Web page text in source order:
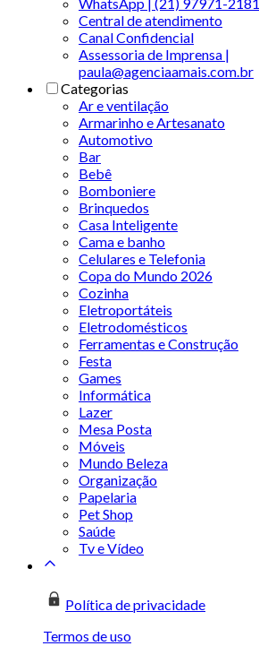
Central de atendimento
Canal Confidencial
Assessoria de Imprensa |
paula@agenciaamais.com.br
Categorias
Ar e ventilação
Armarinho e Artesanato
Automotivo
Bar
Bebê
Bomboniere
Brinquedos
Casa Inteligente
Cama e banho
Celulares e Telefonia
Copa do Mundo 2026
Cozinha
Eletroportáteis
Eletrodomésticos
Ferramentas e Construção
Festa
Games
Informática
Lazer
Mesa Posta
Móveis
Mundo Beleza
Organização
Papelaria
Pet Shop
Saúde
Tv e Vídeo
Política de privacidade
Termos de uso